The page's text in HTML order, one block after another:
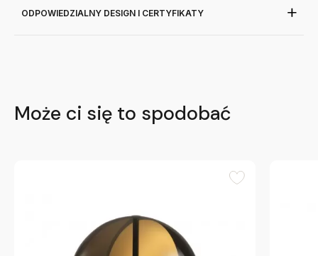
ODPOWIEDZIALNY DESIGN I CERTYFIKATY
Może ci się to spodobać